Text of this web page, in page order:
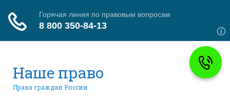
Наше право
Права граждан России